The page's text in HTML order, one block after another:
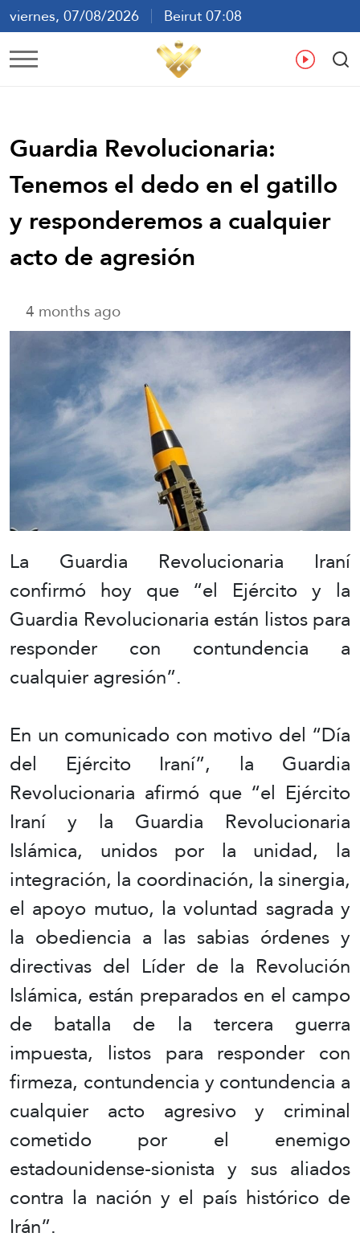
viernes, 07/08/2026
Beirut 07:08
ع En
Guardia Revolucionaria:
Tenemos el dedo en el gatillo
y responderemos a cualquier
acto de agresión
4 months ago
La Guardia Revolucionaria Iraní
confirmó hoy que “el Ejército y la
Guardia Revolucionaria están listos para
responder con contundencia a
cualquier agresión”.
En un comunicado con motivo del “Día
del Ejército Iraní”, la Guardia
Revolucionaria afirmó que “el Ejército
Iraní y la Guardia Revolucionaria
Islámica, unidos por la unidad, la
integración, la coordinación, la sinergia,
el apoyo mutuo, la voluntad sagrada y
la obediencia a las sabias órdenes y
directivas del Líder de la Revolución
Islámica, están preparados en el campo
de batalla de la tercera guerra
impuesta, listos para responder con
firmeza, contundencia y contundencia a
cualquier acto agresivo y criminal
cometido por el enemigo
estadounidense-sionista y sus aliados
contra la nación y el país histórico de
Irán”.